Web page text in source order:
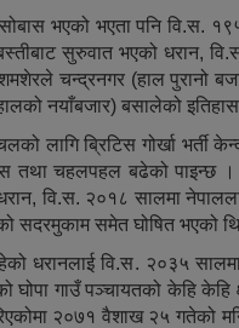
भएको भएता पनि वि.स.
सुरुवात भएको धरान,
चन्द्रनगर (हाल पुरानो
नयाँबजार) बसालेको
लागि ब्रिटिस गोर्खा भर्ती
तथा चहलपहल बढेको पाइन्छ
वि.स. २०१८ सालमा
सदरमुकाम समेत घोषित भएको
धरानलाई वि.स. २०३५ सालमा
घोपा गाउँ पञ्चायतको केहि केहि
२०७१ वैशाख २५ गतेको